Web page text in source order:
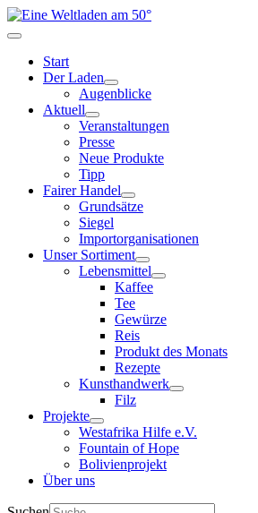
Start
Der Laden
Augenblicke
Aktuell
Veranstaltungen
Presse
Neue Produkte
Tipp
Fairer Handel
Grundsätze
Siegel
Importorganisationen
Unser Sortiment
Lebensmittel
Kaffee
Tee
Gewürze
Reis
Produkt des Monats
Rezepte
Kunsthandwerk
Filz
Projekte
Westafrika Hilfe e.V.
Fountain of Hope
Bolivienprojekt
Über uns